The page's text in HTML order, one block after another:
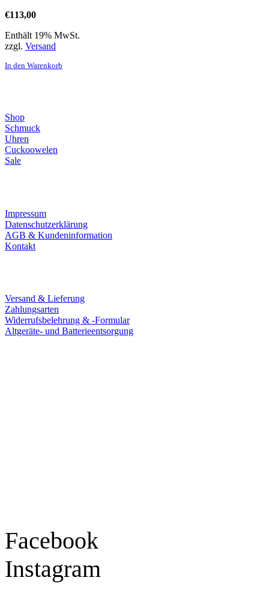
€113,00
Enthält 19% MwSt.
zzgl. Versand
In den Warenkorb
Shop
Schmuck
Uhren
Cuckoowelen
Sale
Impressum
Datenschutzerklärung
AGB & Kundeninformation
Kontakt
Versand & Lieferung
Zahlungsarten
Widerrufsbelehrung & -Formular
Altgeräte- und Batterieentsorgung
Facebook
Instagram